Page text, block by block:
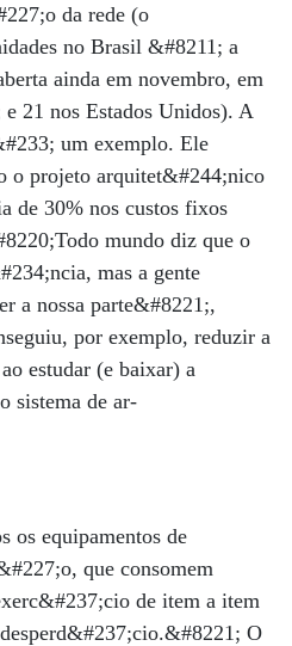
da rede (o
no Brasil &#8211; a
ainda em novembro, em
21 nos Estados Unidos). A
um exemplo. Ele
o projeto arquitet&#244;nico
de 30% nos custos fixos
mundo diz que o
mas a gente
a nossa parte&#8221;,
por exemplo, reduzir a
estudar (e baixar) a
sistema de ar-
os equipamentos de
que consomem
de item a item
O